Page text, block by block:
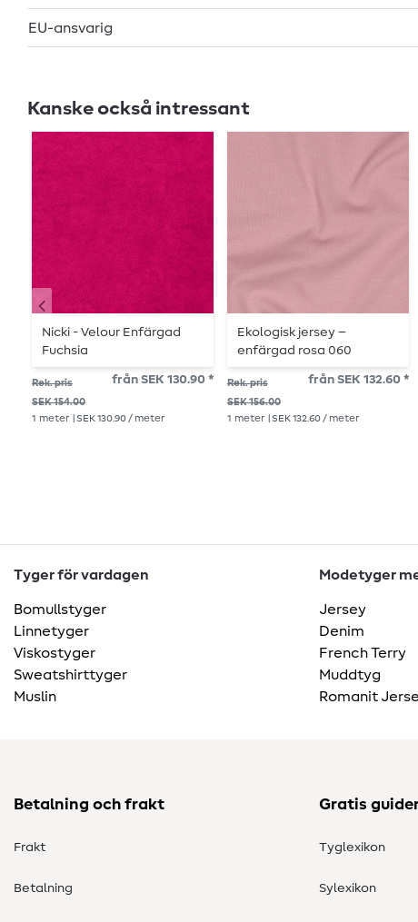
EU-ansvarig
Kanske också intressant
Nicki - Velour Enfärgad
Fuchsia
Rek. pris
SEK 154.00
från SEK 130.90 *
1 meter | SEK 130.90 / meter
Ekologisk jersey –
enfärgad rosa 060
Rek. pris
SEK 156.00
från SEK 132.60 *
1 meter | SEK 132.60 / meter
Tyger för vardagen
Bomullstyger
Linnetyger
Viskostyger
Sweatshirttyger
Muslin
Modetyger
Jersey
Denim
French Terry
Muddtyg
Romanit
Betalning och frakt
Frakt
Betalning
Gratis
Tyglexikon
Sylexikon